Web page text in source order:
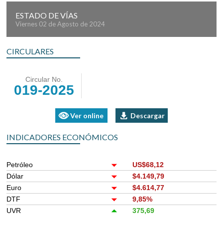
ESTADO DE VÍAS
Viernes 02 de Agosto de 2024
CIRCULARES
Circular No.
019-2025
Ver online Descargar
INDICADORES ECONÓMICOS
Petróleo
US$68,12
Dólar
$4.149,79
Euro
$4.614,77
DTF
9,85%
UVR
375,69